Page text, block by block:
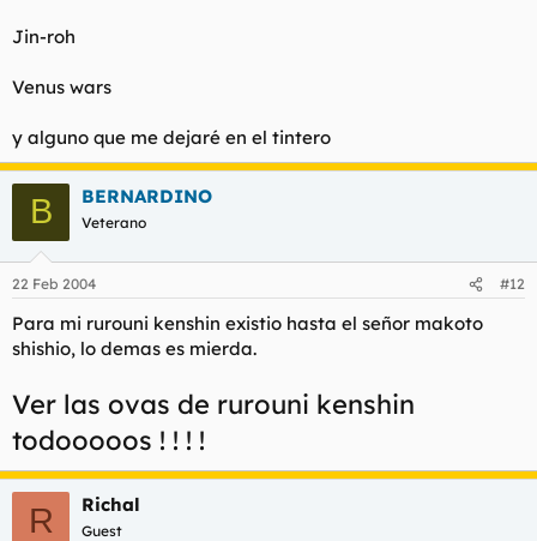
Jin-roh
Venus wars
y alguno que me dejaré en el tintero
B BERNARDINO
Veterano
22 Feb 2004 #12
Para mi rurouni kenshin existio hasta el señor makoto
shishio, lo demas es mierda.
Ver las ovas de rurouni kenshin
todooooos ! ! ! !
R Richal
Guest